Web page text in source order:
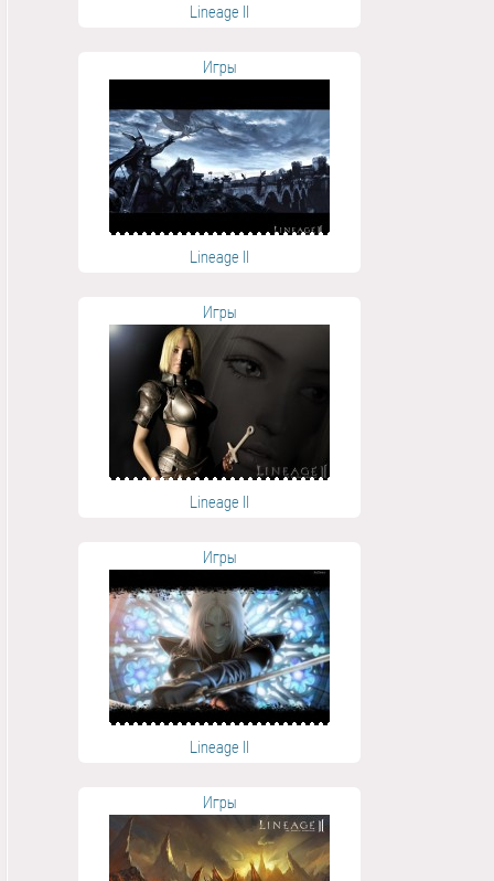
Lineage II
Игры
Lineage II
Игры
Lineage II
Игры
Lineage II
Игры